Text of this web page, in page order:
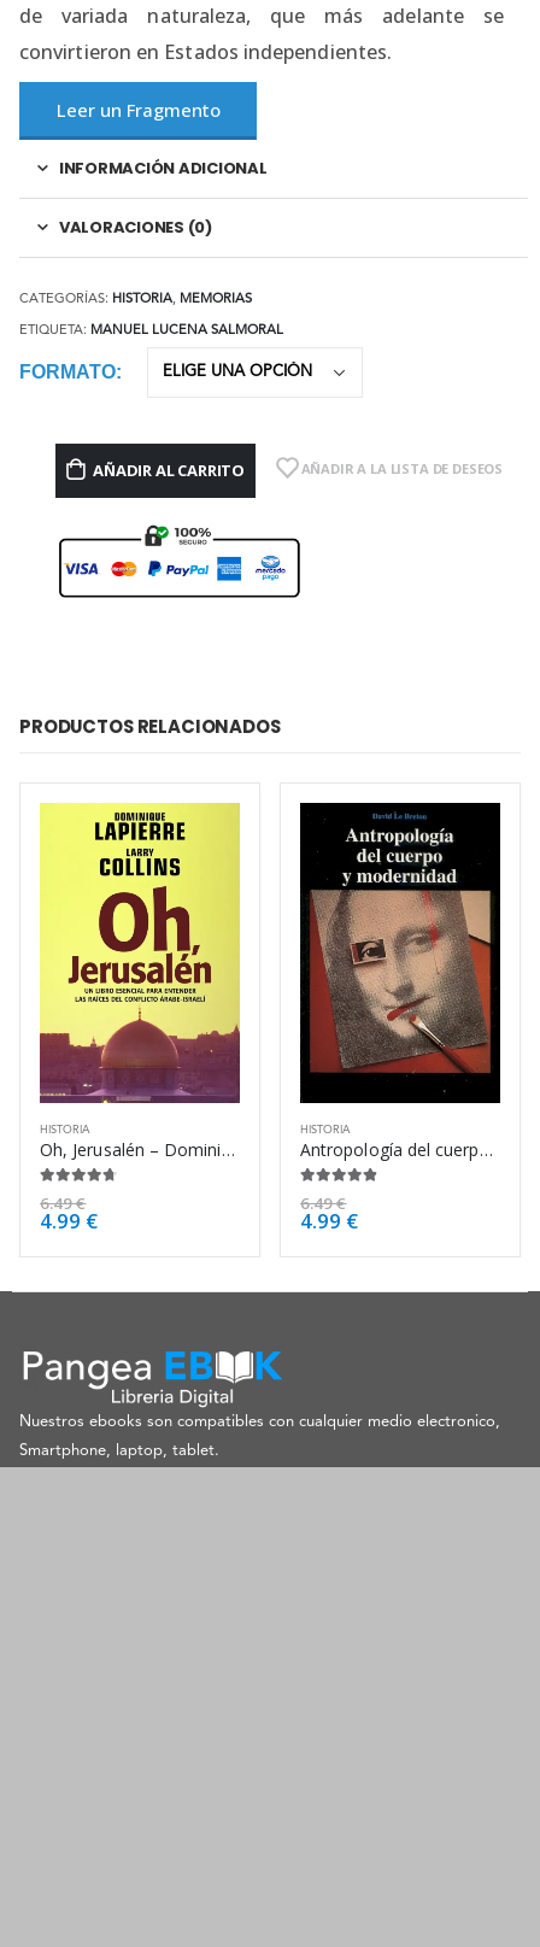
de variada naturaleza, que más adelante se
convirtieron en Estados independientes.
Leer un Fragmento
INFORMACIÓN ADICIONAL
VALORACIONES (0)
CATEGORÍAS: HISTORIA, MEMORIAS
ETIQUETA: MANUEL LUCENA SALMORAL
FORMATO
AÑADIR AL CARRITO AÑADIR A LA LISTA DE DESEOS
PRODUCTOS RELACIONADOS
HISTORIA
Oh, Jerusalén – Dominique Lapierre
6.49€
4.99 €
HISTORIA
Antropología del cuerpo y modernidad – David Le Breton
6.49€
4.99 €
Nuestros ebooks son compatibles con cualquier medio electronico,
Smartphone, laptop, tablet.